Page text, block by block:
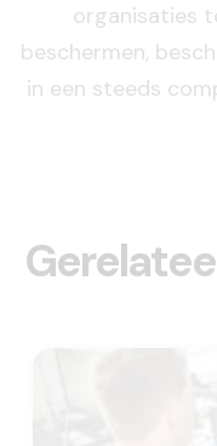
organisaties
beschermen,
in een steeds